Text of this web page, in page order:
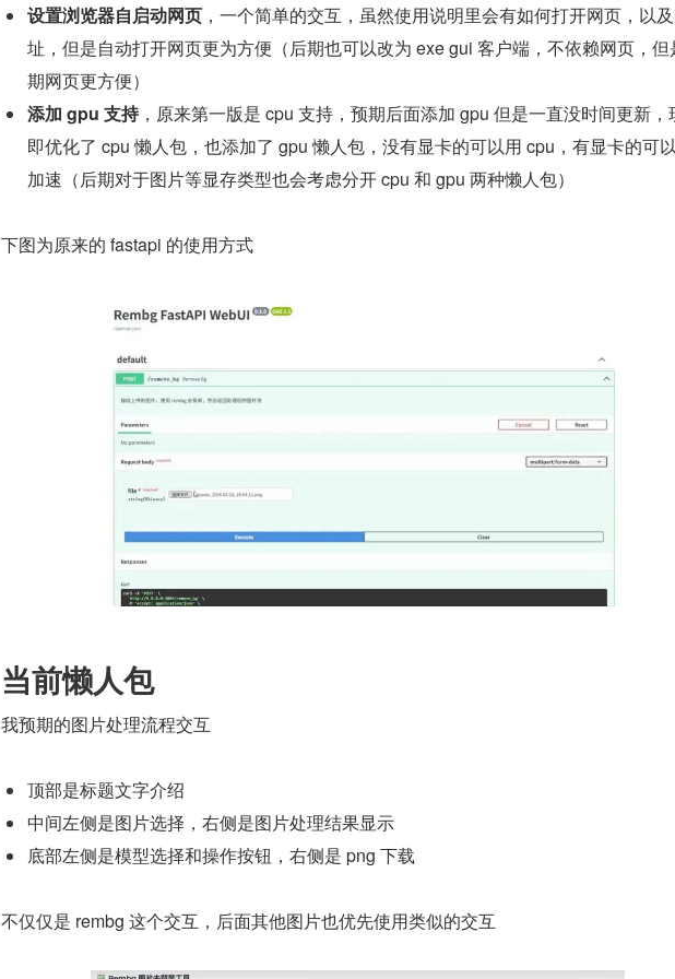
设置浏览器自启动网页 ，一个简单的交互，虽然使用说明里会有如何打开网页，以
址，但是自动打开网页更为方便（后期也可以改为 exe gui 客户端，不依赖网页，但
期网页更方便）
添加 gpu 支持，原来第一版是 cpu 支持，预期后面添加 gpu 但是一直没时间更新，
即优化了 cpu 懒人包，也添加了 gpu 懒人包，没有显卡的可以用 cpu，有显卡的可
加速（后期对于图片等显存类型也会考虑分开 cpu 和 gpu 两种懒人包）
下图为原来的 fastapi 的使用方式
当前懒人包
我预期的图片处理流程交互
顶部是标题文字介绍
中间左侧是图片选择，右侧是图片处理结果显示
底部左侧是模型选择和操作按钮，右侧是 png 下载
不仅仅是 rembg 这个交互，后面其他图片也优先使用类似的交互